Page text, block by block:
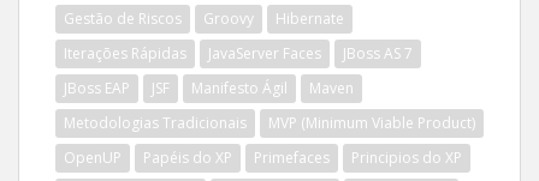
Gestão de Riscos
Groovy
Hibernate
Iterações Rápidas
JavaServer Faces
JBoss AS 7
JBoss EAP
JSF Manifesto Ágil
Maven
Metodologias Tradicionais
MVP (Minimum Viable Product)
OpenUP
Papéis do XP Primefaces
Principios do XP